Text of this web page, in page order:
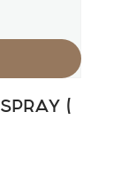
(